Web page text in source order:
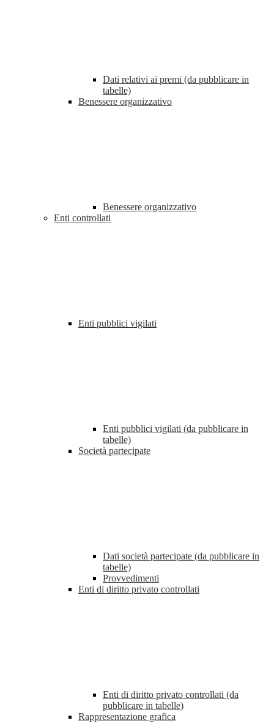
Dati relativi ai premi (da pubblicare in
tabelle)
Benessere organizzativo
Benessere organizzativo
Enti controllati
Enti pubblici vigilati
Enti pubblici vigilati (da pubblicare in
tabelle)
Società partecipate
Dati società partecipate (da pubblicare in
tabelle)
Provvedimenti
Enti di diritto privato controllati
Enti di diritto privato controllati (da
pubblicare in tabelle)
Rappresentazione grafica